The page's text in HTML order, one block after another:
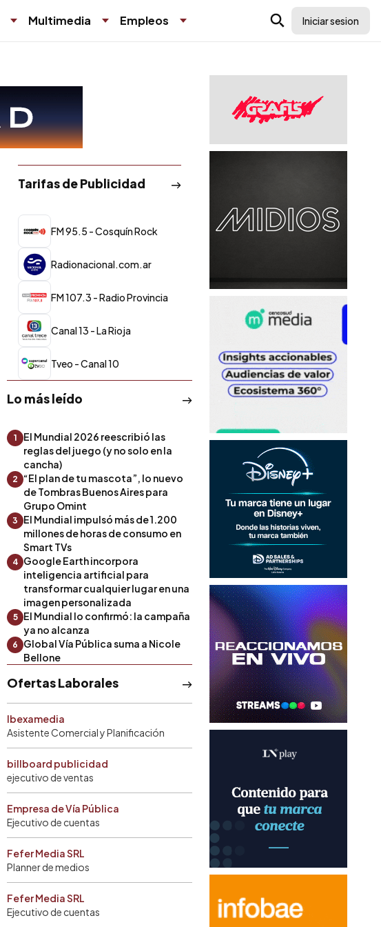
Multimedia Empleos Iniciar sesion
Tarifas de Publicidad
FM 95.5 - Cosquín Rock
Radionacional.com.ar
FM 107.3 - Radio Provincia
Canal 13 - La Rioja
Tveo - Canal 10
Lo más leído
1
El Mundial 2026 reescribió las
reglas del juego (y no solo en la
cancha)
2
“El plan de tu mascota”, lo nuevo
de Tombras Buenos Aires para
Grupo Omint
3
El Mundial impulsó más de 1.200
millones de horas de consumo en
Smart TVs
4 Google Earth incorpora
inteligencia artificial para
transformar cualquier lugar en una
imagen personalizada
5
El Mundial lo confirmó: la campaña
ya no alcanza
6
Global Vía Pública suma a Nicole
Bellone
Ofertas Laborales
Ibexamedia
Asistente Comercial y Planificación
billboard publicidad
ejecutivo de ventas
Empresa de Vía Pública
Ejecutivo de cuentas
Fefer Media SRL
Planner de medios
Fefer Media SRL
Ejecutivo de cuentas